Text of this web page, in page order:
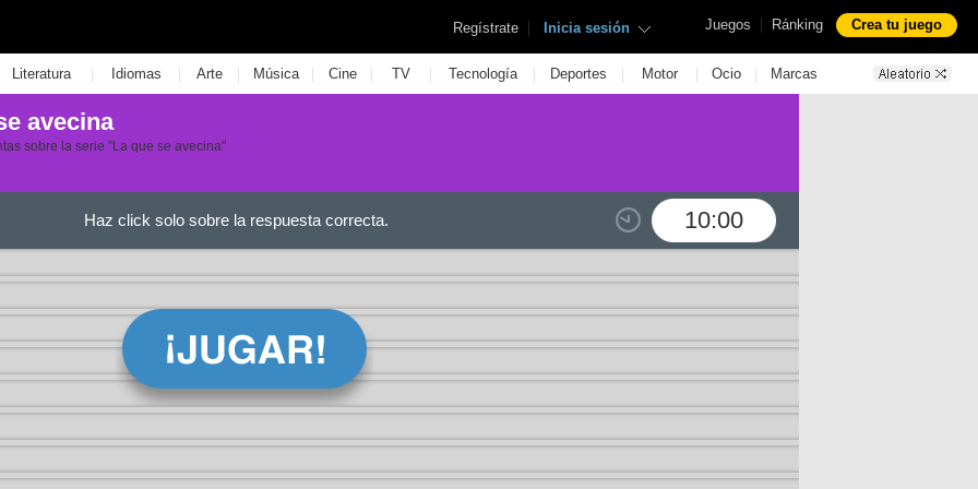
Juegos | Ránking Crea tu juego
Regístrate | Inicia sesión
Literatura | Idiomas | Arte | Música | Cine | TV | Tecnología | Deportes | Motor | Ocio | Marcas
avecina
sobre la serie "La que se avecina"
10:00
Haz click solo sobre la respuesta correcta.